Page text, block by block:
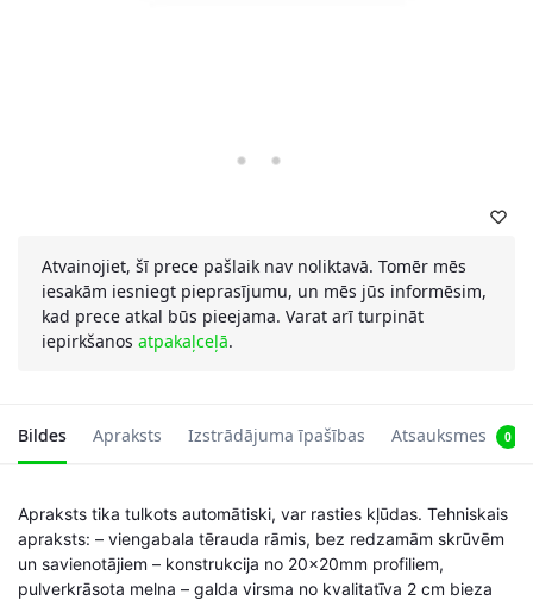
Atvainojiet, šī prece pašlaik nav noliktavā. Tomēr mēs
iesakām iesniegt pieprasījumu, un mēs jūs informēsim,
kad prece atkal būs pieejama. Varat arī turpināt
iepirkšanos atpakaļceļā.
Bildes Apraksts Izstrādājuma īpašības Atsauksmes 0
Apraksts tika tulkots automātiski, var rasties kļūdas. Tehniskais
apraksts: – viengabala tērauda rāmis, bez redzamām skrūvēm
un savienotājiem – konstrukcija no 20x20mm profiliem,
pulverkrāsota melna – galda virsma no kvalitatīva 2 cm bieza